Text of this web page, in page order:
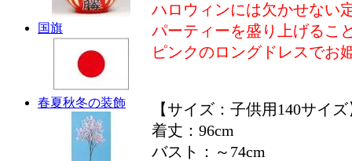
国旗
春夏秋冬の装飾
ハロウィンには欠かせない
パーティーを盛り上げるこ
ピンクのロングドレスでお
【サイズ：子供用140サイズ
着丈：96cm
バスト：～74cm